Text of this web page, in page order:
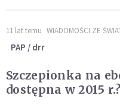
11 lat temu WIADOMOŚCI ZE
PAP / drr
Szczepionka na
dostępna w 2015 r.?